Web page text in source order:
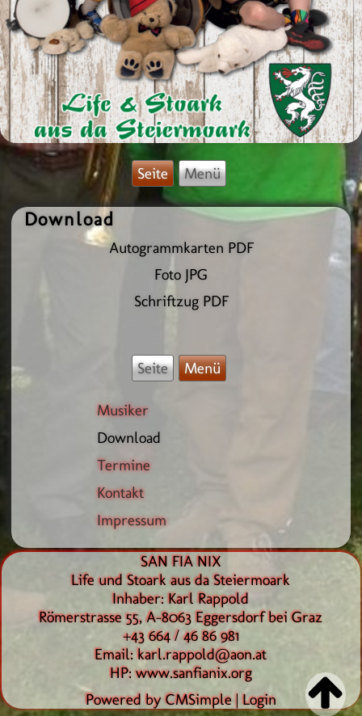
Seite Menü
Download
Autogrammkarten PDF
Foto JPG
Schriftzug PDF
Seite Menü
Musiker
Download
Termine
Kontakt
Impressum
SAN FIA NIX
Life und Stoark aus da Steiermoark
Inhaber: Karl Rappold
Römerstrasse 55, A-8063 Eggersdorf bei Graz
+43 664 / 46 86 981
Email:karl.rappold@aon.at
HP:www.sanfianix.org
Powered by CMSimple|Login